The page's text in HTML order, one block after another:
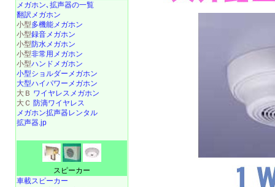
メガホン､拡声器の一覧
翻訳メガホン
小型多機能メガホン
小型録音メガホン
小型防水メガホン
小型非常用メガホン
小型ハンドメガホン
小型ショルダーメガホン
大型ハイパワーメガホン
大Ｂ ワイヤレスメガホン
大Ｃ 防滴ワイヤレス
メガホン拡声器レンタル
拡声器.jp
スピーカー
車載スピーカー